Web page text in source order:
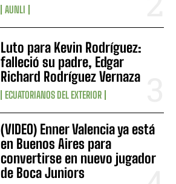
AUNLI
Luto para Kevin Rodríguez:
falleció su padre, Edgar
Richard Rodríguez Vernaza
ECUATORIANOS DEL EXTERIOR
(VIDEO) Enner Valencia ya está
en Buenos Aires para
convertirse en nuevo jugador
de Boca Juniors